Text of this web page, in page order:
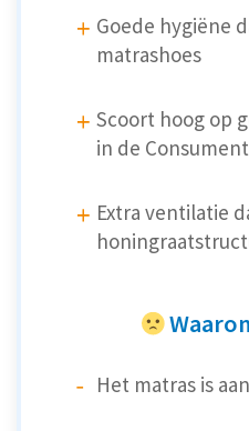
Goede hygiëne
matrashoes
Scoort hoog op
in de
Extra ventilatie
Het matras is